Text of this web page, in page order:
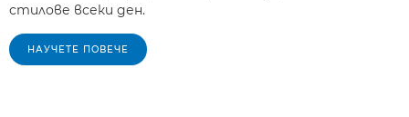
стилове всеки ден.
НАУЧЕТЕ ПОВЕЧЕ